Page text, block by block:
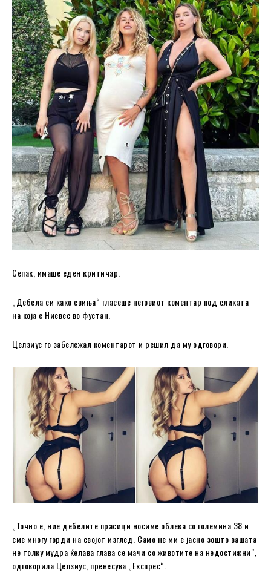
Сепак, имаше еден критичар.
„Дебела си како свиња“ гласеше неговиот коментар под сликата
на која е Ниевес во фустан.
Целзиус го забележал коментарот и решил да му одговори.
„Точно е, ние дебелите прасици носиме облека со големина 38 и
сме многу горди на својот изглед. Само не ми е јасно зошто вашата
не толку мудра ќелава глава се мачи со животите на недостижни“,
одговорила Целзиус, пренесува „Експрес“.